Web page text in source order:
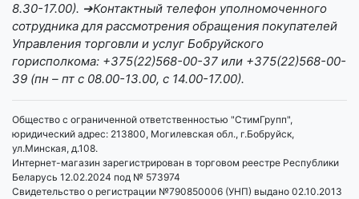
8.30-17.00). ➔Контактный телефон уполномоченного
сотрудника для рассмотрения обращения покупателей
Управления торговли и услуг Бобруйского
горисполкома: +375(22)568-00-37 или +375(22)568-00-
39 (пн – пт с 08.00-13.00, с 14.00-17.00).
Общество с ограниченной ответственностью "СтимГрупп",
юридический адрес: 213800, Могилевская обл., г.Бобруйск,
ул.Минская, д.108.
Интернет-магазин зарегистрирован в торговом реестре Республики
Беларусь 12.02.2024 под № 573974
Свидетельство о регистрации №790850006 (УНП) выдано 02.10.2013